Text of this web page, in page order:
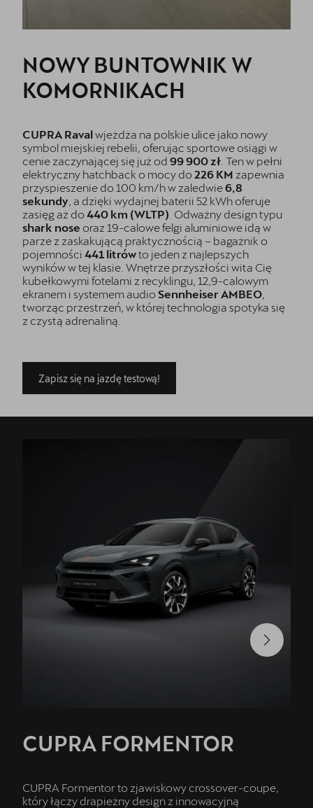
NOWY BUNTOWNIK W
KOMORNIKACH
CUPRA Ravalwjeżdża na polskie ulice jako nowy
symbol miejskiej rebelii, oferując sportowe osiągi w
cenie zaczynającej się już od 99 900 zł . Ten w pełni
elektryczny hatchback o mocy do 226 KM zapewnia
przyspieszenie do 100 km/h w zaledwie6,8
sekundy, a dzięki wydajnej baterii 52 kWh oferuje
zasięg aż do 440 km (WLTP) . Odważny design typu
shark nose oraz 19-calowe felgi aluminiowe idą w
parze z zaskakującą praktycznością – bagażnik o
pojemności 441 litrówto jeden z najlepszych
wyników w tej klasie. Wnętrze przyszłości wita Cię
kubełkowymi fotelami z recyklingu, 12,9-calowym
ekranem i systemem audio Sennheiser AMBEO,
tworząc przestrzeń, w której technologia spotyka się
z czystą adrenaliną.
Zapisz się na jazdę testową!
CUPRA FORMENTOR
CUPRA Formentor to zjawiskowy crossover-coupe,
który łączy drapieżny design z innowacyjną